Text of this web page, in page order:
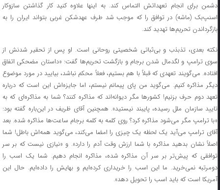
دشمن برای انجام تعهداتش التماس کند. به اینها علاوه کنید کار گذاشتن سازوکار
اسنپ‌بک (ماشه) در توافق را که موجب شد طرف عهدشکن غربی بتواند ایران را به
بازگرداندن تحریم‌ها تهدید کند.
نکته بعدی، تذبذب و بی‌ثباتی شخصیتی روحانی است. او پس از تحقیر شدنش از
سوی ترامپ و لگدمال شدن برجام و بازگشت تحریم‌ها گفت: «داستان مضحکی اتفاق
افتاده. می‌گویند تعهدی که قبلاً با هم بستیم، فعلاً محکم نباشد،‌ بیایید در مورد موضوع
دیگر مذاکره کنیم. می‌گوید من پای پیمانم نیستم، اما جایزه‌اش این است که درباره
تعهد دوم حرف بزنیم! کشورها مگر دیوانه‌اند که مذاکره کنند؟ شما به مذاکره‌ای که به
تایید سازمان ملل رسیده، پایبند نیستید». همچنین آقای ظریف در این‌باره گفته بود:
«با ترامپ مگر می‌شود مذاکره کرد؟ روی کلمه به کلمه برجام ساعت‌ها مذاکره شده. بعد
آقای ترامپ می‌آید یک لحظه یک چیزی را امضا می‌کند، می‌گوید همه‌اش باطل! شما
اصلاً نشان بدهید مذاکره با شما ارزش وقت آدم را دارد». و «نیازی نیست که بر سر
توافقی که پیش‌تر بر سر آن مذاکره شده، مذاکره انجام دهیم. شما یک اسب را
دومرتبه نمی‌خرید. ما این اسب را خریداری کرده‌ایم و بهایش را داده‌ایم. حال این
آمریکا است که باید اسب را تحویل دهد».